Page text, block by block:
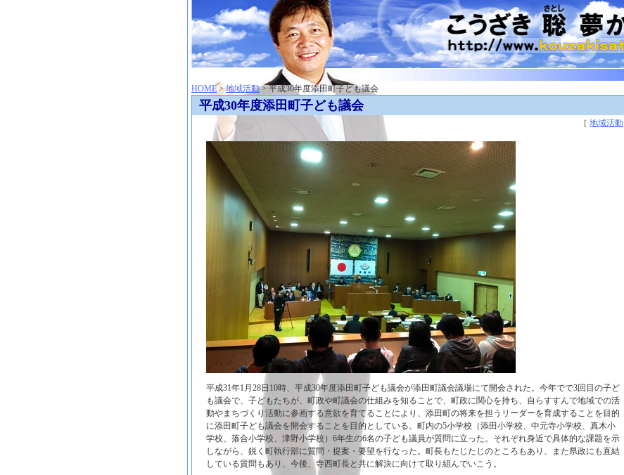
HOME>地域活動> 平成30年度添田町子ども議会
平成30年度添田町子ども議会
［ 地域活動
平成31年1月28日10時、平成30年度添田町子ども議会が添田町議会議場にて開会された。今年でで3回目の子ど
も議会で、子どもたちが、町政や町議会の仕組みを知ることで、町政に関心を持ち、自らすすんで地域での活
動やまちづくり活動に参画する意欲を育てることにより、添田町の将来を担うリーダーを育成することを目的
に添田町子ども議会を開会することを目的としている。町内の5小学校（添田小学校、中元寺小学校、真木小
学校、落合小学校、津野小学校）6年生の6名の子ども議員が質問に立った。それぞれ身近で具体的な課題を示
しながら、鋭く町執行部に質問・提案・要望を行なった。町長もたじたじのところもあり、また県政にも直結
している質問もあり、今後、寺西町長と共に解決に向けて取り組んでいこう。